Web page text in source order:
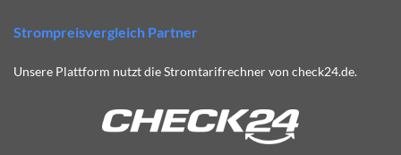
Strompreisvergleich Partner
Unsere Plattform nutzt die Stromtarifrechner von check24.de.